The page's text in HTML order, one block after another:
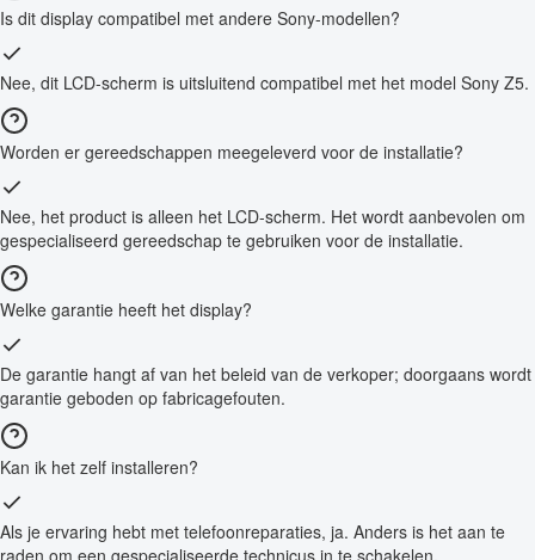
Is dit display compatibel met andere Sony-modellen?
Nee, dit LCD-scherm is uitsluitend compatibel met het model Sony Z5.
Worden er gereedschappen meegeleverd voor de installatie?
Nee, het product is alleen het LCD-scherm. Het wordt aanbevolen om
gespecialiseerd gereedschap te gebruiken voor de installatie.
Welke garantie heeft het display?
De garantie hangt af van het beleid van de verkoper; doorgaans wordt
garantie geboden op fabricagefouten.
Kan ik het zelf installeren?
Als je ervaring hebt met telefoonreparaties, ja. Anders is het aan te
raden om een gespecialiseerde technicus in te schakelen.